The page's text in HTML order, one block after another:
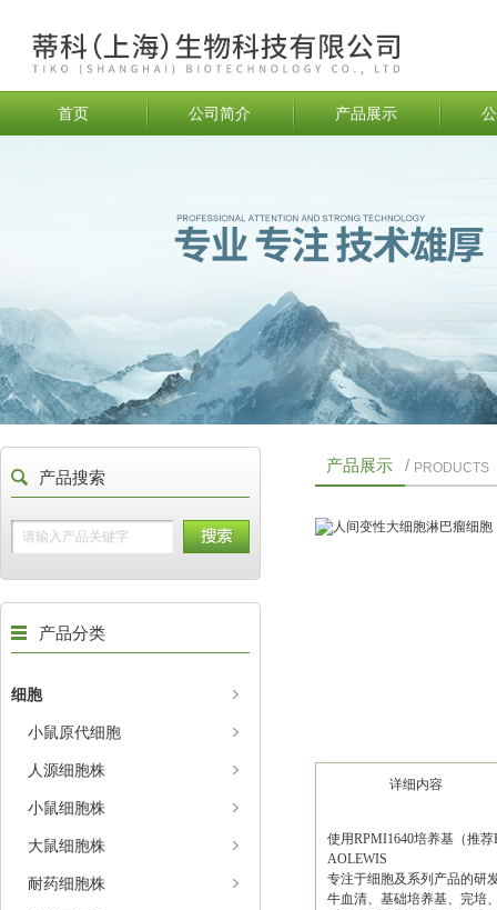
首页 公司简介 产品展示
产品搜索
产品分类
细胞
小鼠原代细胞
人源细胞株
小鼠细胞株
大鼠细胞株
耐药细胞株
产品展示 / PRODUCTS
详细内容
使用RPMI1640培养基（推
AOLEWIS
专注于细胞及系列产品的研
牛血清、基础培养基、完培